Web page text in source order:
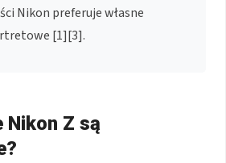
Nikon preferuje własne
[1][3].
Nikon Z są